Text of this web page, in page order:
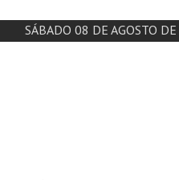
SÁBADO 08 DE AGOSTO